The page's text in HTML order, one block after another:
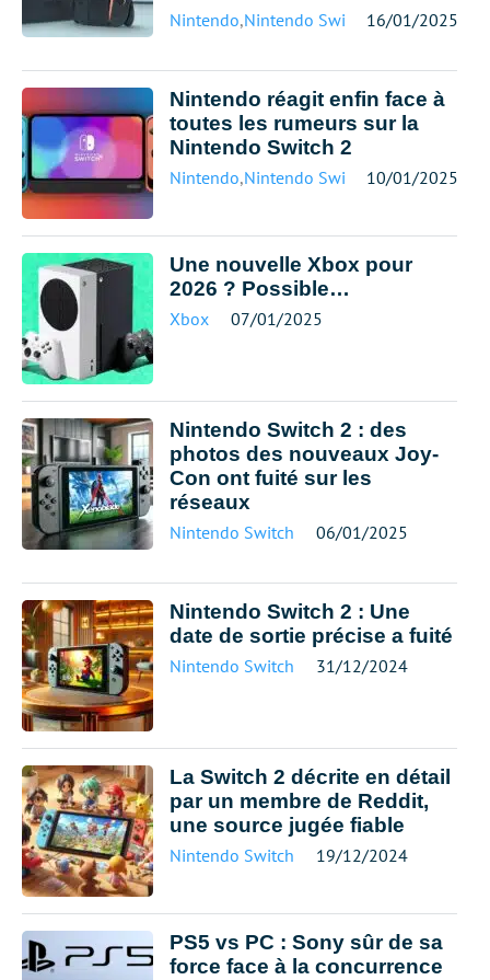
Nintendo,Nintendo Switch16/01/2025
Nintendo réagit enfin face à
toutes les rumeurs sur la
Nintendo Switch 2
Nintendo,Nintendo Switch10/01/2025
Une nouvelle Xbox pour
2026 ? Possible…
Xbox 07/01/2025
Nintendo Switch 2 : des
photos des nouveaux Joy-
Con ont fuité sur les
réseaux
Nintendo Switch 06/01/2025
Nintendo Switch 2 : Une
date de sortie précise a fuité
Nintendo Switch 31/12/2024
La Switch 2 décrite en détail
par un membre de Reddit,
une source jugée fiable
Nintendo Switch 19/12/2024
PS5 vs PC : Sony sûr de sa
force face à la concurrence